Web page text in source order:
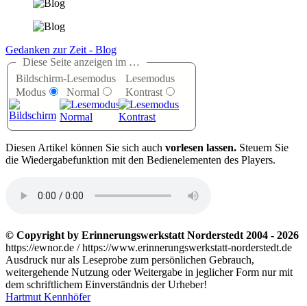
Gedanken zur Zeit - Blog
Diese Seite anzeigen im …
Bildschirm-
Modus
Lesemodus
Normal
Lesemodus
Kontrast
Diesen Artikel können Sie sich auch vorlesen lassen. Steuern Sie
die Wiedergabefunktion mit den Bedienelementen des Players.
© Copyright by Erinnerungswerkstatt Norderstedt 2004 - 2026
https://ewnor.de / https://www.erinnerungswerkstatt-norderstedt.de
Ausdruck nur als Leseprobe zum persönlichen Gebrauch,
weitergehende Nutzung oder Weitergabe in jeglicher Form nur mit
dem schriftlichem Einverständnis der Urheber!
Hartmut Kennhöfer